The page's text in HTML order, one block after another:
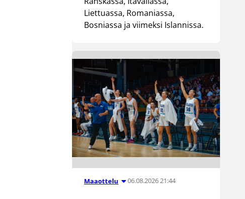
Liettuassa, Romaniassa,
Bosniassa ja viimeksi Islannissa.
Maaottelu 06.08.2026 21:44